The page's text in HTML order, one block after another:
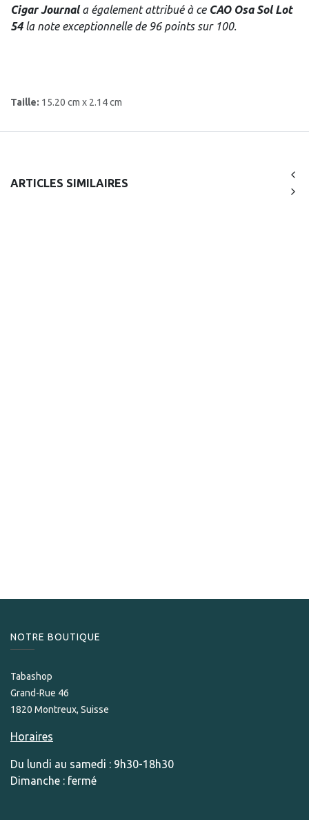
Cigar Journala également attribué à ce CAO Osa Sol Lot
54la note exceptionnelle de 96 points sur 100.
Taille: 15.20 cm x 2.14 cm
ARTICLES SIMILAIRES
NOTRE BOUTIQUE
Tabashop
Grand-Rue 46
1820 Montreux, Suisse
Horaires
Du lundi au samedi : 9h30-18h30
Dimanche : fermé